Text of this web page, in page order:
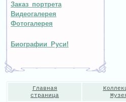
Заказ портрета
Видеогалерея
Фотогалерея
Биографии Руси!
Главная
страница